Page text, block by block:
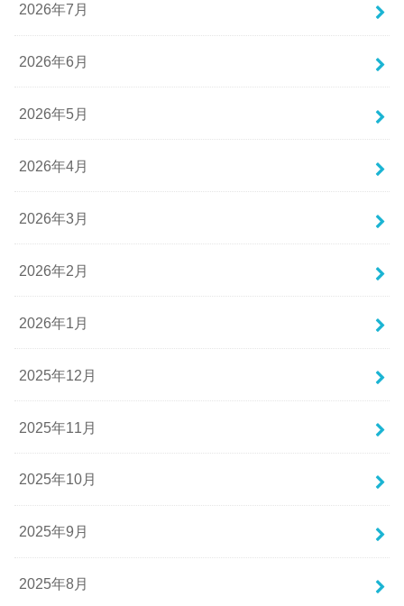
2026年7月
2026年6月
2026年5月
2026年4月
2026年3月
2026年2月
2026年1月
2025年12月
2025年11月
2025年10月
2025年9月
2025年8月